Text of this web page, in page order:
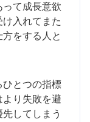
て成長意欲
入れてまた
をする人と
ひとつの指標
り失敗を避
してしまう